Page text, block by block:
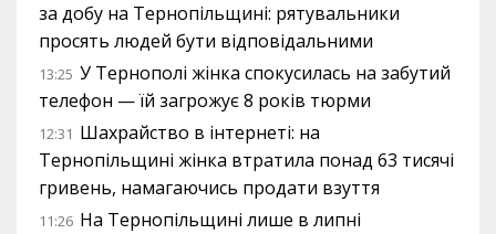
за добу на Тернопільщині: рятувальники
просять людей бути відповідальними
13:25 У Тернополі жінка спокусилась на забутий
телефон — їй загрожує 8 років тюрми
12:31 Шахрайство в інтернеті: на
Тернопільщині жінка втратила понад 63 тисячі
гривень, намагаючись продати взуття
11:26 На Тернопільщині лише в липні